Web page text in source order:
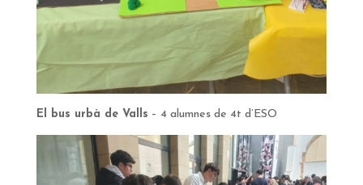
El bus urbà de Valls – 4 alumnes de 4t d’ESO